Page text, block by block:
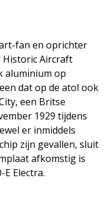
fan en oprichter
Aircraft
aluminium op
dat op de atol ook
een Britse
1929 tijdens
er inmiddels
zijn gevallen, sluit
afkomstig is
Electra.